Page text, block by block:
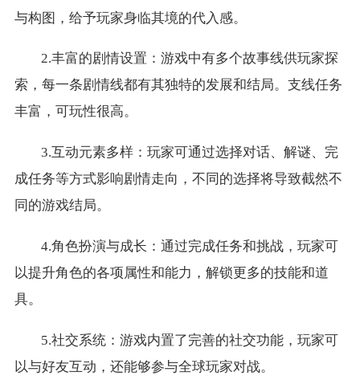
与构图，给予玩家身临其境的代入感。
2.丰富的剧情设置：游戏中有多个故事线供玩家探
索，每一条剧情线都有其独特的发展和结局。支线任务
丰富，可玩性很高。
3.互动元素多样：玩家可通过选择对话、解谜、完
成任务等方式影响剧情走向，不同的选择将导致截然不
同的游戏结局。
4.角色扮演与成长：通过完成任务和挑战，玩家可
以提升角色的各项属性和能力，解锁更多的技能和道
具。
5.社交系统：游戏内置了完善的社交功能，玩家可
以与好友互动，还能够参与全球玩家对战。